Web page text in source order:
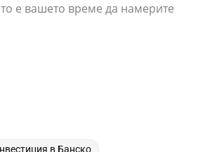
е вашето време да намерите
в Банско